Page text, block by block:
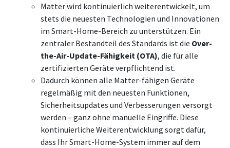
Matter wird kontinuierlich weiterentwickelt, um
stets die neuesten Technologien und Innovationen
im Smart-Home-Bereich zu unterstützen. Ein
zentraler Bestandteil des Standards ist die Over-
the-Air-Update-Fähigkeit (OTA), die für alle
zertifizierten Geräte verpflichtend ist.
Dadurch können alle Matter-fähigen Geräte
regelmäßig mit den neuesten Funktionen,
Sicherheitsupdates und Verbesserungen versorgt
werden – ganz ohne manuelle Eingriffe. Diese
kontinuierliche Weiterentwicklung sorgt dafür,
dass Ihr Smart-Home-System immer auf dem